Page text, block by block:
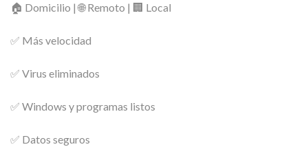
🏠 Domicilio | 🌐 Remoto | 🏢 Local
✅ Más velocidad
✅ Virus eliminados
✅ Windows y programas listos
✅ Datos seguros